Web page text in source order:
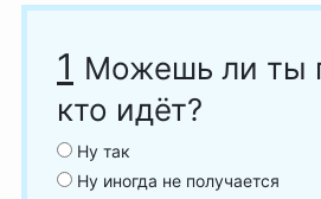
1 Можешь ли ты
кто идёт?
Ну так
Ну иногда не получается